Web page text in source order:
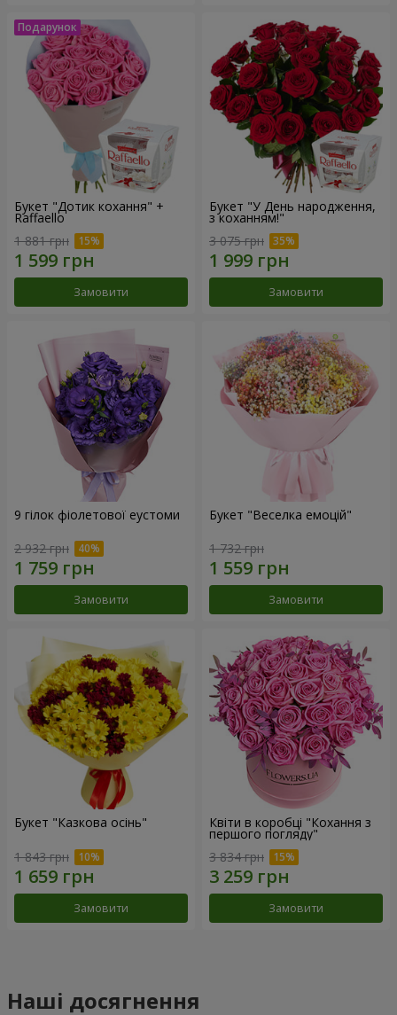
Букет "Дотик кохання" +
Raffaello
1 881 грн
Замовити
Букет "У День народження,
з коханням!"
3 075 грн
Замовити
9 гілок фіолетової еустоми
2 932 грн
Замовити
Букет "Веселка емоцій"
1 732 грн
Замовити
Букет "Казкова осінь"
1 843 грн
Замовити
Квіти в коробці "Кохання з
першого погляду"
3 834 грн
Замовити
Наші досягнення